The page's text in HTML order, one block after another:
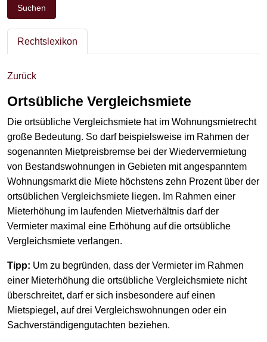
Suchen
Rechtslexikon
Zurück
Ortsübliche Vergleichsmiete
Die ortsübliche Vergleichsmiete hat im Wohnungsmietrecht
große Bedeutung. So darf beispielsweise im Rahmen der
sogenannten Mietpreisbremse bei der Wiedervermietung
von Bestandswohnungen in Gebieten mit angespanntem
Wohnungsmarkt die Miete höchstens zehn Prozent über der
ortsüblichen Vergleichsmiete liegen. Im Rahmen einer
Mieterhöhung im laufenden Mietverhältnis darf der
Vermieter maximal eine Erhöhung auf die ortsübliche
Vergleichsmiete verlangen.
Tipp: Um zu begründen, dass der Vermieter im Rahmen
einer Mieterhöhung die ortsübliche Vergleichsmiete nicht
überschreitet, darf er sich insbesondere auf einen
Mietspiegel, auf drei Vergleichswohnungen oder ein
Sachverständigengutachten beziehen.